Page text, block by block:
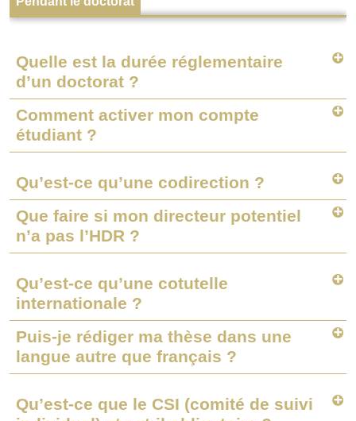
Quelle est la durée réglementaire
d’un doctorat ?
Comment activer mon compte
étudiant ?
Qu’est-ce qu’une codirection ?
Que faire si mon directeur potentiel
n’a pas l’HDR ?
Qu’est-ce qu’une cotutelle
internationale ?
Puis-je rédiger ma thèse dans une
langue autre que français ?
Qu’est-ce que le CSI (comité de suivi